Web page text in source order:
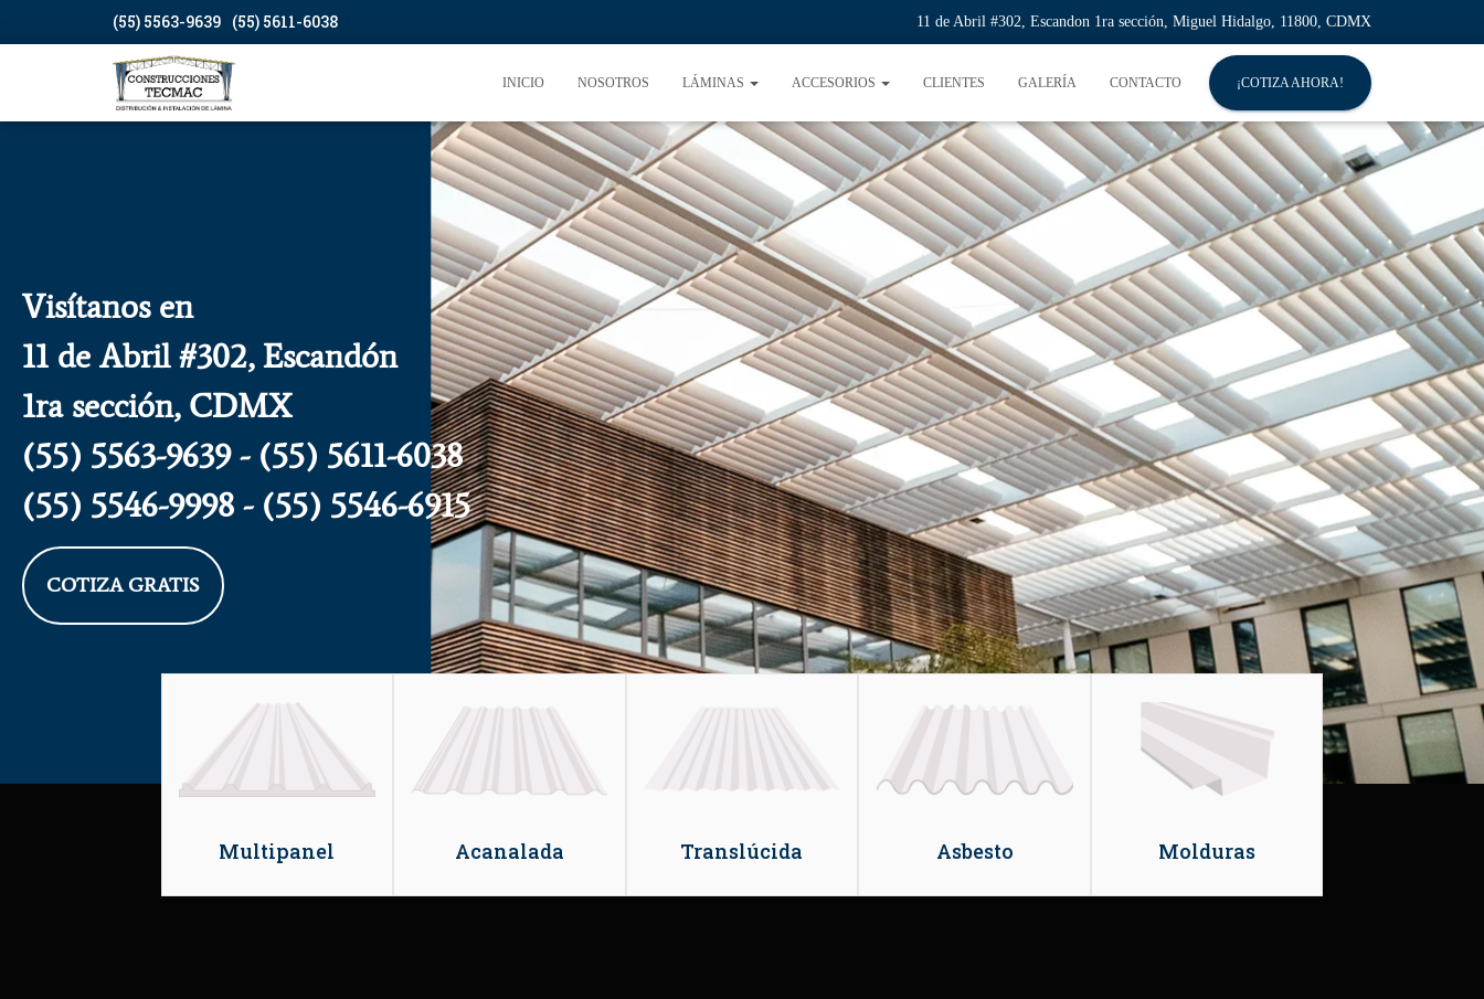
11 de Abril #302, Escandon 1ra sección, Miguel Hidalgo, 11800, CDMX
(55) 5563-9639 (55) 5611-6038
INICIO NOSOTROS LÁMINAS ACCESORIOS CLIENTES GALERÍA CONTACTO ¡COTIZA AHORA!
Visítanos en
11 de Abril #302, Escandón
1ra sección, CDMX
(55) 5563-9639 - (55) 5611-6038
(55) 5546-9998 - (55) 5546-6915
COTIZA GRATIS
Multipanel Acanalada Translúcida Asbesto Molduras